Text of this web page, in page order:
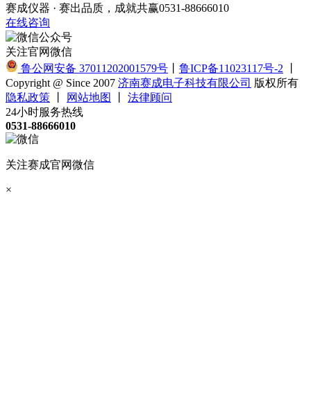
赛成仪器 · 赛出品质，成就共赢0531-88666010
在线咨询
关注官网微信
鲁公网安备 37011202001579号
鲁ICP备11023117号-2
Copyright @ Since 2007 济南赛成电子科技有限公司 版权所有
隐私政策
网站地图
法律顾问
24小时服务热线
0531-88666010
关注赛成官网微信
×